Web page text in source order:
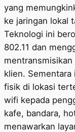
yang
ke jaringan lokal
Teknologi ini
802.11 dan
klien.
fisik di lokasi
wifi kepada
kafe, bandara,
menawarkan